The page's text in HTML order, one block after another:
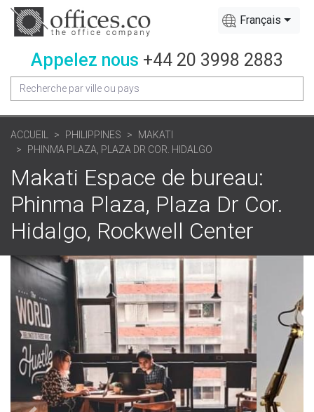
Français
Appelez nous +44 20 3998 2883
ACCUEIL PHILIPPINES
MAKATI
PHINMA PLAZA, PLAZA DR COR. HIDALGO
Makati Espace de bureau:
Phinma Plaza, Plaza Dr Cor.
Hidalgo, Rockwell Center